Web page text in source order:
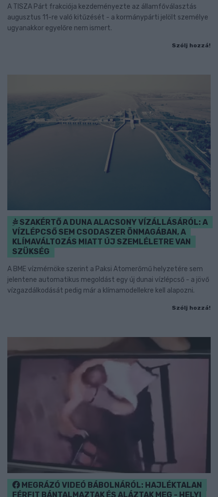
A TISZA Párt frakciója kezdeményezte az államfőválasztás
augusztus 11-re való kitűzését - a kormánypárti jelölt személye
ugyanakkor egyelőre nem ismert.
Szólj hozzá!
SZAKÉRTŐ A DUNA ALACSONY VÍZÁLLÁSÁRÓL: A
VÍZLÉPCSŐ SEM CSODASZER ÖNMAGÁBAN, A
KLÍMAVÁLTOZÁS MIATT ÚJ SZEMLÉLETRE VAN
SZÜKSÉG
A BME vízmérnöke szerint a Paksi Atomerőmű helyzetére sem
jelentene automatikus megoldást egy új dunai vízlépcső - a jövő
vízgazdálkodását pedig már a klímamodellekre kell alapozni.
Szólj hozzá!
MEGRÁZÓ VIDEÓ BÁBOLNÁRÓL: HAJLÉKTALAN
FÉRFIT BÁNTALMAZTAK ÉS ALÁZTAK MEG - HELYI